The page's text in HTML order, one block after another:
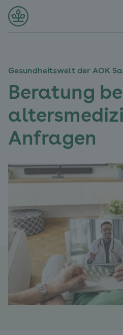
Direkt
zur
Direkt
zur
Direkt
zum
Direkt
Direkt
zur
Direkt
zur
Gesundheitswelt der AOK
Beratung
Anfragen